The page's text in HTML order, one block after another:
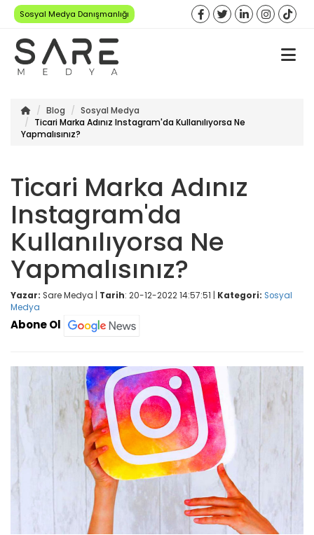
Sosyal Medya Danışmanlığı
Blog
Sosyal Medya
Ticari Marka Adınız Instagram'da Kullanılıyorsa Ne
Yapmalısınız?
Ticari Marka Adınız
Instagram'da
Kullanılıyorsa Ne
Yapmalısınız?
Yazar: Sare Medya | Tarih: 20-12-2022 14:57:51 | Kategori: Sosyal
Medya
Abone Ol